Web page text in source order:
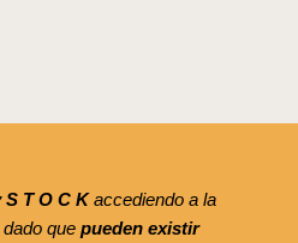
S T O C Kaccediendo a la
que pueden existir